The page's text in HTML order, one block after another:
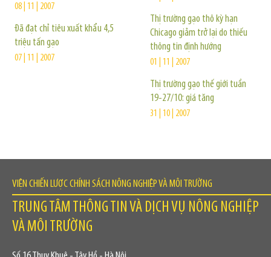
08 | 11 | 2007
Đã đạt chỉ tiêu xuất khẩu 4,5
triệu tấn gạo
07 | 11 | 2007
Thị trường gạo thô kỳ hạn
Chicago giảm trở lại do thiếu
thông tin định hướng
01 | 11 | 2007
Thị trường gạo thế giới tuần
19-27/10: giá tăng
31 | 10 | 2007
VIỆN CHIẾN LƯỢC CHÍNH SÁCH NÔNG NGHIỆP VÀ MÔI TRƯỜNG
TRUNG TÂM THÔNG TIN VÀ DỊCH VỤ NÔNG NGHIỆP
VÀ MÔI TRƯỜNG